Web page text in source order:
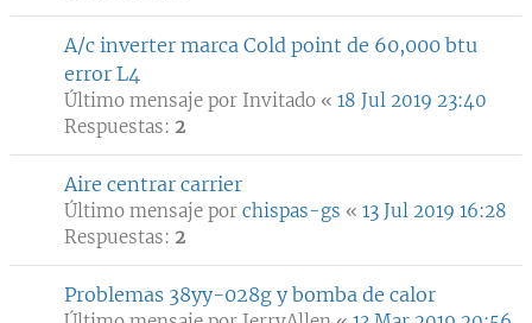
A/c inverter marca Cold point de 60,000 btu
error L4
Último mensaje por Invitado « 18 Jul 2019 23:40
Respuestas: 2
Aire centrar carrier
Último mensaje por chispas-gs « 13 Jul 2019 16:28
Respuestas: 2
Problemas 38yy-028g y bomba de calor